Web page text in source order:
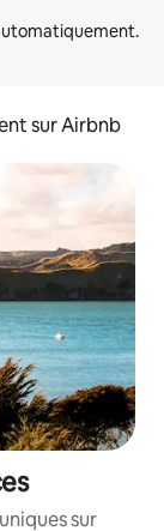
sur Airbnb
sur